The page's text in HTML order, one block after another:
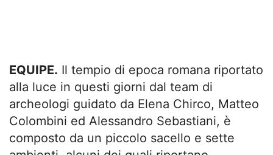
EQUIPE. Il tempio di epoca romana riportato
alla luce in questi giorni dal team di
archeologi guidato da Elena Chirco, Matteo
Colombini ed Alessandro Sebastiani, è
composto da un piccolo sacello e sette